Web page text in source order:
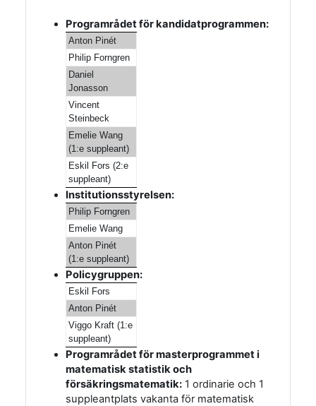
Programrådet för kandidatprogrammen:
Anton Pinét
Philip Forngren
Daniel
Jonasson
Vincent
Steinbeck
Emelie Wang
(1:e suppleant)
Eskil Fors (2:e
suppleant)
Institutionsstyrelsen:
Philip Forngren
Emelie Wang
Anton Pinét
(1:e suppleant)
Policygruppen:
Eskil Fors
Anton Pinét
Viggo Kraft (1:e
suppleant)
Programrådet för masterprogrammet i
matematisk statistik och
försäkringsmatematik: 1 ordinarie och 1
suppleantplats vakanta för matematisk